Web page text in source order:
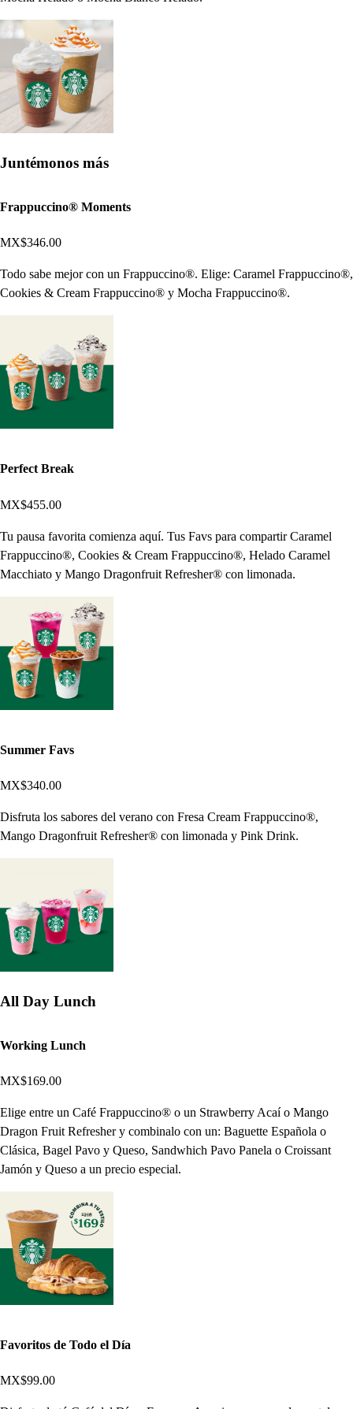
Juntémonos más
Frappuccino® Moments
MX$346.00
Todo sabe mejor con un Frappuccino®. Elige: Caramel Frappuccino®,
Cookies & Cream Frappuccino® y Mocha Frappuccino®.
Perfect Break
MX$455.00
Tu pausa favorita comienza aquí. Tus Favs para compartir Caramel
Frappuccino®, Cookies & Cream Frappuccino®, Helado Caramel
Macchiato y Mango Dragonfruit Refresher® con limonada.
Summer Favs
MX$340.00
Disfruta los sabores del verano con Fresa Cream Frappuccino®,
Mango Dragonfruit Refresher® con limonada y Pink Drink.
All Day Lunch
Working Lunch
MX$169.00
Elige entre un Café Frappuccino® o un Strawberry Acaí o Mango
Dragon Fruit Refresher y combinalo con un: Baguette Española o
Clásica, Bagel Pavo y Queso, Sandwhich Pavo Panela o Croissant
Jamón y Queso a un precio especial.
Favoritos de Todo el Día
MX$99.00